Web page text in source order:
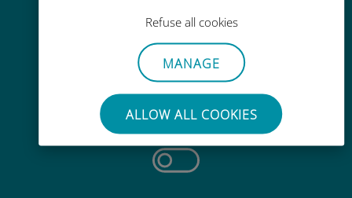
Refuse all cookies
MANAGE
ALLOW ALL COOKIES
手間いらず
使用中のSIMカードを抜き差しする
必要はありません